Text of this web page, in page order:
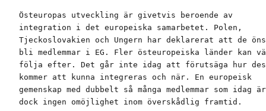
Östeuropas utveckling är givetvis beroende av
integration i det europeiska samarbetet. Polen,
Tjeckoslovakien och Ungern har deklarerat att de
bli medlemmar i EG. Fler östeuropeiska länder kan
följa efter. Det går inte idag att förutsäga hur
kommer att kunna integreras och när. En europeisk
gemenskap med dubbelt så många medlemmar som idag är
dock ingen omöjlighet inom överskådlig framtid.